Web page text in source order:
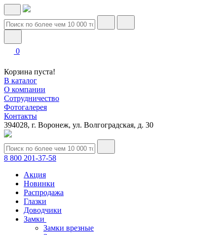
0
Корзина пуста!
В каталог
О компании
Сотрудничество
Фотогалерея
Контакты
394028, г. Воронеж, ул. Волгоградская, д. 30
8 800 201-37-58
Акция
Новинки
Распродажа
Глазки
Доводчики
Замки
Замки врезные